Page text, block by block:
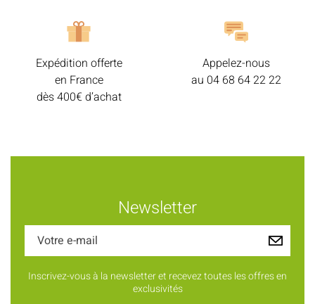
Expédition offerte
en France
dès 400€ d’achat
Appelez-nous
au 04 68 64 22 22
Newsletter
Inscrivez-vous à la newsletter et recevez toutes les offres en
exclusivités